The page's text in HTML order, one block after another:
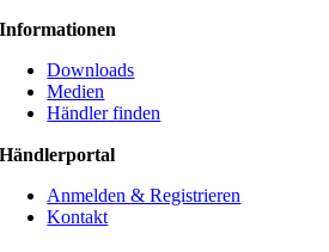
Informationen
Downloads
Medien
Händler finden
Händlerportal
Anmelden & Registrieren
Kontakt